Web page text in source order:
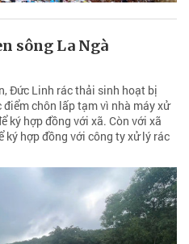
sông La Ngà
Đức Linh rác thải sinh hoạt bị
điểm chôn lấp tạm vì nhà máy xử
ký hợp đồng với xã. Còn với xã
hợp đồng với công ty xử lý rác